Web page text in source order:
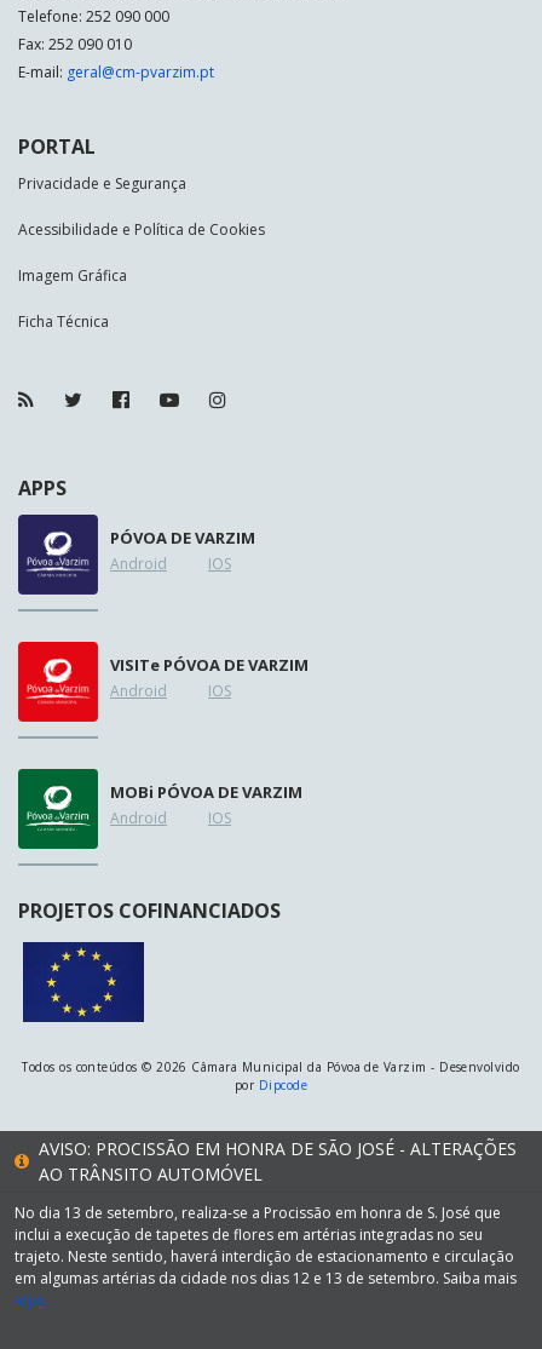
Telefone: 252 090 000
Fax: 252 090 010
E-mail: geral@cm-pvarzim.pt
PORTAL
Privacidade e Segurança
Acessibilidade e Política de Cookies
Imagem Gráfica
Ficha Técnica
APPS
PÓVOA DE VARZIM
Android IOS
VISITe PÓVOA DE VARZIM
Android IOS
MOBi PÓVOA DE VARZIM
Android IOS
PROJETOS COFINANCIADOS
Todos os conteúdos © 2026 Câmara Municipal da Póvoa de Varzim - Desenvolvido
por Dipcode
AVISO: PROCISSÃO EM HONRA DE SÃO JOSÉ - ALTERAÇÕES
AO TRÂNSITO AUTOMÓVEL
No dia 13 de setembro, realiza-se a Procissão em honra de S. José que
inclui a execução de tapetes de flores em artérias integradas no seu
trajeto. Neste sentido, haverá interdição de estacionamento e circulação
em algumas artérias da cidade nos dias 12 e 13 de setembro. Saiba mais
aqui.